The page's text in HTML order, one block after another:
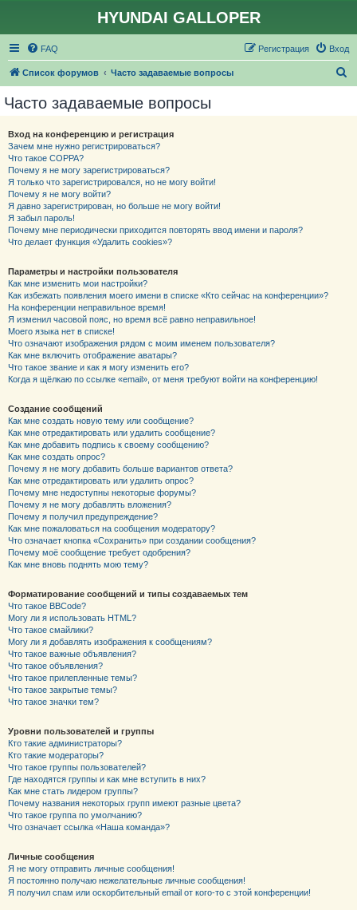
HYUNDAI GALLOPER
FAQ Вход
Регистрация
Список форумов Часто задаваемые вопросы
Часто задаваемые вопросы
Вход на конференцию и регистрация
Зачем мне нужно регистрироваться?
Что такое COPPA?
Почему я не могу зарегистрироваться?
Я только что зарегистрировался, но не могу войти!
Почему я не могу войти?
Я давно зарегистрирован, но больше не могу войти!
Я забыл пароль!
Почему мне периодически приходится повторять ввод имени и пароля?
Что делает функция «Удалить cookies»?
Параметры и настройки пользователя
Как мне изменить мои настройки?
Как избежать появления моего имени в списке «Кто сейчас на конференции»?
На конференции неправильное время!
Я изменил часовой пояс, но время всё равно неправильное!
Моего языка нет в списке!
Что означают изображения рядом с моим именем пользователя?
Как мне включить отображение аватары?
Что такое звание и как я могу изменить его?
Когда я щёлкаю по ссылке «email», от меня требуют войти на конференцию!
Создание сообщений
Как мне создать новую тему или сообщение?
Как мне отредактировать или удалить сообщение?
Как мне добавить подпись к своему сообщению?
Как мне создать опрос?
Почему я не могу добавить больше вариантов ответа?
Как мне отредактировать или удалить опрос?
Почему мне недоступны некоторые форумы?
Почему я не могу добавлять вложения?
Почему я получил предупреждение?
Как мне пожаловаться на сообщения модератору?
Что означает кнопка «Сохранить» при создании сообщения?
Почему моё сообщение требует одобрения?
Как мне вновь поднять мою тему?
Форматирование сообщений и типы создаваемых тем
Что такое BBCode?
Могу ли я использовать HTML?
Что такое смайлики?
Могу ли я добавлять изображения к сообщениям?
Что такое важные объявления?
Что такое объявления?
Что такое прилепленные темы?
Что такое закрытые темы?
Что такое значки тем?
Уровни пользователей и группы
Кто такие администраторы?
Кто такие модераторы?
Что такое группы пользователей?
Где находятся группы и как мне вступить в них?
Как мне стать лидером группы?
Почему названия некоторых групп имеют разные цвета?
Что такое группа по умолчанию?
Что означает ссылка «Наша команда»?
Личные сообщения
Я не могу отправить личные сообщения!
Я постоянно получаю нежелательные личные сообщения!
Я получил спам или оскорбительный email от кого-то с этой конференции!